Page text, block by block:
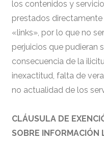
los contenidos y
prestados
«links», por lo que no
perjuicios que pudieran
consecuencia de la
inexactitud, falta de
no actualidad de los
CLÁUSULA DE
SOBRE INFORMACIÓN